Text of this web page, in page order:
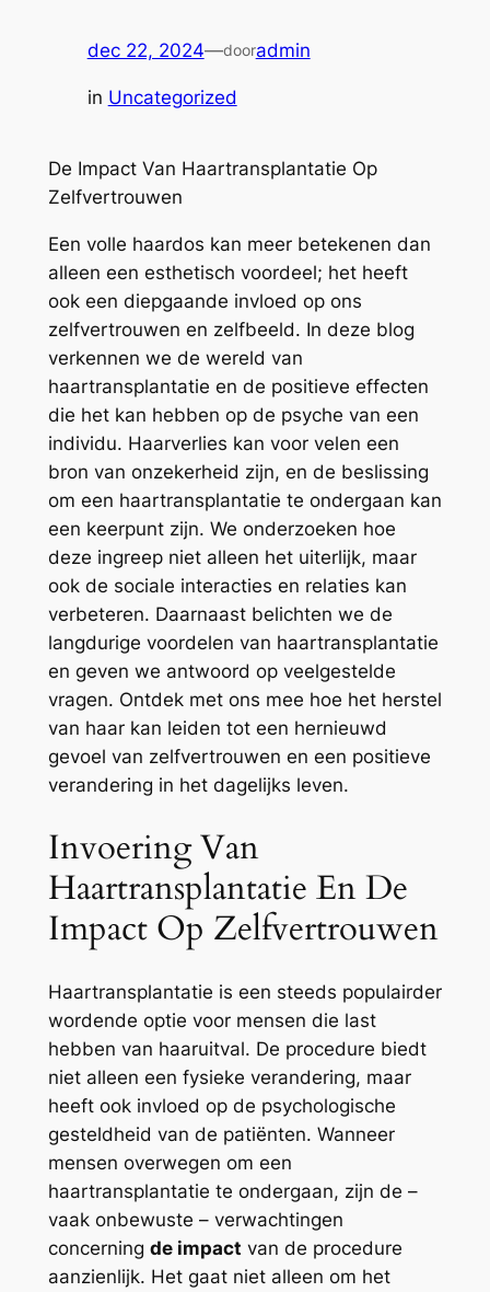
dec 22, 2024—dooradmin
in Uncategorized
De Impact Van Haartransplantatie Op
Zelfvertrouwen
Een volle haardos kan meer betekenen dan
alleen een esthetisch voordeel; het heeft
ook een diepgaande invloed op ons
zelfvertrouwen en zelfbeeld. In deze blog
verkennen we de wereld van
haartransplantatie en de positieve effecten
die het kan hebben op de psyche van een
individu. Haarverlies kan voor velen een
bron van onzekerheid zijn, en de beslissing
om een haartransplantatie te ondergaan kan
een keerpunt zijn. We onderzoeken hoe
deze ingreep niet alleen het uiterlijk, maar
ook de sociale interacties en relaties kan
verbeteren. Daarnaast belichten we de
langdurige voordelen van haartransplantatie
en geven we antwoord op veelgestelde
vragen. Ontdek met ons mee hoe het herstel
van haar kan leiden tot een hernieuwd
gevoel van zelfvertrouwen en een positieve
verandering in het dagelijks leven.
Invoering Van
Haartransplantatie En De
Impact Op Zelfvertrouwen
Haartransplantatie is een steeds populairder
wordende optie voor mensen die last
hebben van haaruitval. De procedure biedt
niet alleen een fysieke verandering, maar
heeft ook invloed op de psychologische
gesteldheid van de patiënten. Wanneer
mensen overwegen om een
haartransplantatie te ondergaan, zijn de –
vaak onbewuste – verwachtingen
concerning de impact van de procedure
aanzienlijk. Het gaat niet alleen om het